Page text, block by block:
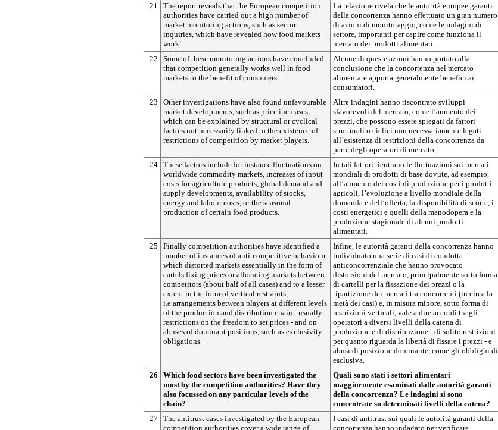
21
The report reveals that the European competition
authorities have carried out a high number of
market monitoring actions, such as sector
inquiries, which have revealed how food markets
work.
La relazione rivela che le autorità europee garanti
della concorrenza hanno effettuato un gran numero
di azioni di monitoraggio, come le indagini di
settore, importanti per capire come funziona il
mercato dei prodotti alimentari.
22
Some of these monitoring actions have concluded
that competition generally works well in food
markets to the benefit of consumers.
Alcune di queste azioni hanno portato alla
conclusione che la concorrenza nel mercato
alimentare apporta generalmente benefici ai
consumatori.
23
Other investigations have also found unfavourable
market developments, such as price increases,
which can be explained by structural or cyclical
factors not necessarily linked to the existence of
restrictions of competition by market players.
Altre indagini hanno riscontrato sviluppi
sfavorevoli del mercato, come l’aumento dei
prezzi, che possono essere spiegati da fattori
strutturali o ciclici non necessariamente legati
all’esistenza di restrizioni della concorrenza da
parte degli operatori di mercato.
24 These factors include for instance fluctuations on
worldwide commodity markets, increases of input
costs for agriculture products, global demand and
supply developments, availability of stocks,
energy and labour costs, or the seasonal
production of certain food products.
In tali fattori rientrano le fluttuazioni sui mercati
mondiali di prodotti di base dovute, ad esempio,
all’aumento dei costi di produzione per i prodotti
agricoli, l’evoluzione a livello mondiale della
domanda e dell’offerta, la disponibilità di scorte, i
costi energetici e quelli della manodopera e la
produzione stagionale di alcuni prodotti
alimentari.
25
Finally competition authorities have identified a
number of instances of anti-competitive behaviour
which distorted markets essentially in the form of
cartels fixing prices or allocating markets between
competitors (about half of all cases) and to a lesser
extent in the form of vertical restraints,
i.e.arrangements between players at different levels
of the production and distribution chain - usually
restrictions on the freedom to set prices - and on
abuses of dominant positions, such as exclusivity
obligations.
Infine, le autorità garanti della concorrenza hanno
individuato una serie di casi di condotta
anticoncorrenziale che hanno provocato
distorsioni del mercato, principalmente sotto forma
di cartelli per la fissazione dei prezzi o la
ripartizione dei mercati tra concorrenti (in circa la
metà dei casi) e, in misura minore, sotto forma di
restrizioni verticali, vale a dire accordi tra gli
operatori a diversi livelli della catena di
produzione e di distribuzione - di solito restrizioni
per quanto riguarda la libertà di fissare i prezzi - e
abusi di posizione dominante, come gli obblighi di
esclusiva.
26
Which food sectors have been investigated the
most by the competition authorities? Have they
also focussed on any particular levels of the
chain?
Quali sono stati i settori alimentari
maggiormente esaminati dalle autorità garanti
della concorrenza? Le indagini si sono
concentrate su determinati livelli della catena?
27
The antitrust cases investigated by the European
competition authorities cover a wide range of
I casi di antitrust sui quali le autorità garanti della
concorrenza hanno indagato per verificare